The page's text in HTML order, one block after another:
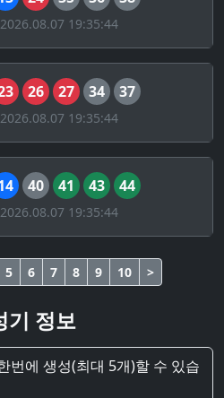
19:35:44
26 27 34 37
19:35:44
40 41 43 44
19:35:44
5 6 7 8 9 10 >
기 정보
에 생성(최대 5개)할 수 있습